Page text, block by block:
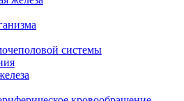
системы